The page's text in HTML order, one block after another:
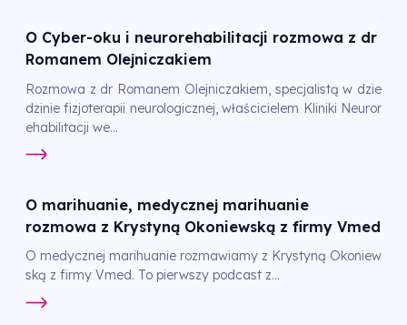
O Cyber-oku i neurorehabilitacji rozmowa z dr
Romanem Olejniczakiem
Rozmowa z dr Romanem Olejniczakiem, specjalistą w dzie
dzinie fizjoterapii neurologicznej, właścicielem Kliniki Neuror
ehabilitacji we...
O marihuanie, medycznej marihuanie
rozmowa z Krystyną Okoniewską z firmy Vmed
O medycznej marihuanie rozmawiamy z Krystyną Okoniew
ską z firmy Vmed. To pierwszy podcast z...